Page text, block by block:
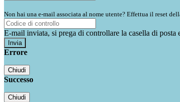
Non hai una e-mail associata al nome utente? Effettua il reset
E-mail inviata, si prega di controllare la casella di posta
Errore
Chiudi
Successo
Chiudi